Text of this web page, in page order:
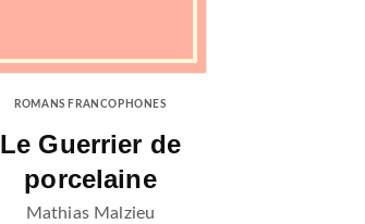
ROMANS FRANCOPHONES
Le Guerrier de
porcelaine
Mathias Malzieu